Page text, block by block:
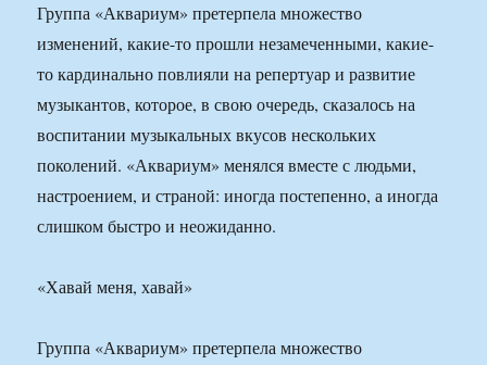
Группа «Аквариум» претерпела множество
изменений, какие-то прошли незамеченными, какие-
то кардинально повлияли на репертуар и развитие
музыкантов, которое, в свою очередь, сказалось на
воспитании музыкальных вкусов нескольких
поколений. «Аквариум» менялся вместе с людьми,
настроением, и страной: иногда постепенно, а иногда
слишком быстро и неожиданно.
«Хавай меня, хавай»
Группа «Аквариум» претерпела множество